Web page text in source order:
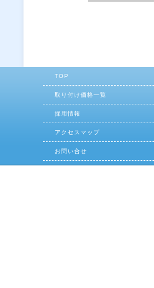
TOP
取り付け価格一覧
採用情報
アクセスマップ
お問い合せ